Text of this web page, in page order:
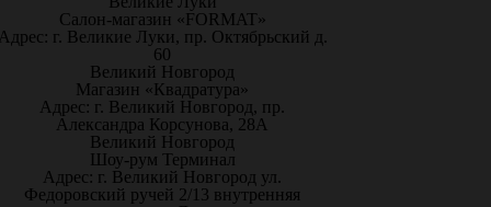
Салон-магазин «FORMAT»
г. Великие Луки, пр. Октябрьский д.
60
Великий Новгород
Магазин «Квадратура»
Адрес: г. Великий Новгород, пр.
Александра Корсунова, 28А
Великий Новгород
Шоу-рум Терминал
Адрес: г. Великий Новгород ул.
Федоровский ручей 2/13 внутренняя